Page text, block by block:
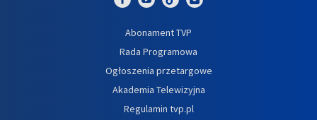
Abonament TVP
Rada Programowa
Ogłoszenia przetargowe
Akademia Telewizyjna
Regulamin tvp.pl